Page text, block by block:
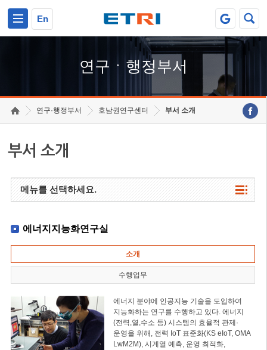
En
연구ㆍ행정부서
연구·행정부서 호남권연구센터 부서 소개
부서 소개
메뉴를 선택하세요.
에너지지능화연구실
소개
수행업무
에너지 분야에 인공지능 기술을 도입하여
지능화하는 연구를 수행하고 있다. 에너지
(전력,열,수소 등) 시스템의 효율적 관제·
운영을 위해, 전력 IoT 표준화(KS eIoT, OMA
LwM2M), 시계열 예측, 운영 최적화,